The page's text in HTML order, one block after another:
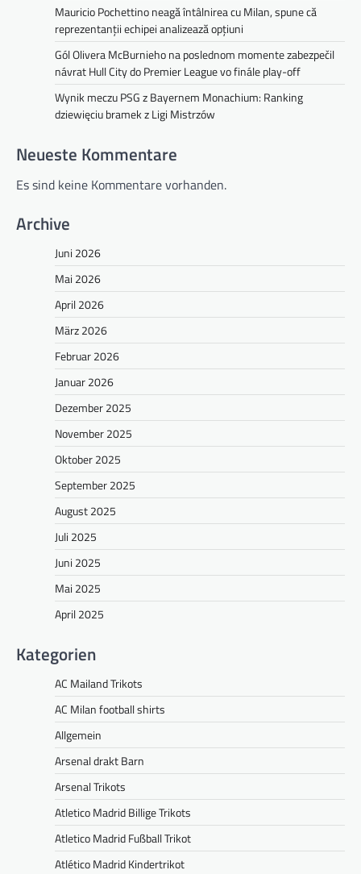
Mauricio Pochettino neagă întâlnirea cu Milan, spune că
reprezentanții echipei analizează opțiuni
Gól Olivera McBurnieho na poslednom momente zabezpečil
návrat Hull City do Premier League vo finále play-off
Wynik meczu PSG z Bayernem Monachium: Ranking
dziewięciu bramek z Ligi Mistrzów
Neueste Kommentare
Es sind keine Kommentare vorhanden.
Archive
Juni 2026
Mai 2026
April 2026
März 2026
Februar 2026
Januar 2026
Dezember 2025
November 2025
Oktober 2025
September 2025
August 2025
Juli 2025
Juni 2025
Mai 2025
April 2025
Kategorien
AC Mailand Trikots
AC Milan football shirts
Allgemein
Arsenal drakt Barn
Arsenal Trikots
Atletico Madrid Billige Trikots
Atletico Madrid Fußball Trikot
Atlético Madrid Kindertrikot